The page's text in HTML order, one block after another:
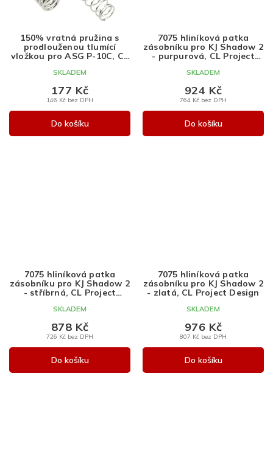
150% vratná pružina s
prodlouženou tlumící
vložkou pro ASG P-10C, CL
SKLADEM
146 Kč bez DPH
177 Kč
Do košíku
7075 hliníková patka
zásobníku pro KJ Shadow 2
- purpurová, CL Project
SKLADEM
764 Kč bez DPH
924 Kč
Do košíku
7075 hliníková patka
zásobníku pro KJ Shadow 2
- stříbrná, CL Project
SKLADEM
726 Kč bez DPH
878 Kč
Do košíku
7075 hliníková patka
zásobníku pro KJ Shadow 2
- zlatá, CL Project Design
SKLADEM
807 Kč bez DPH
976 Kč
Do košíku